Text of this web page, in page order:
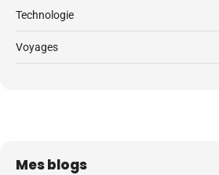
Technologie
Voyages
Mes blogs